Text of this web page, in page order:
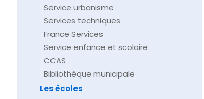
Service urbanisme
Services techniques
France Services
Service enfance et scolaire
CCAS
Bibliothèque municipale
Les écoles